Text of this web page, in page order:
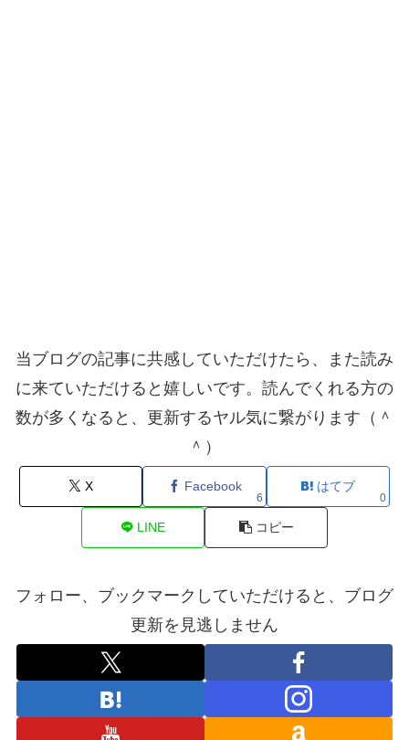
当ブログの記事に共感していただけたら、また読み
に来ていただけると嬉しいです。読んでくれる方の
数が多くなると、更新するヤル気に繋がります（＾
＾）
X Facebook
6
はてブ
0
LINE コピー
フォロー、ブックマークしていただけると、ブログ
更新を見逃しません